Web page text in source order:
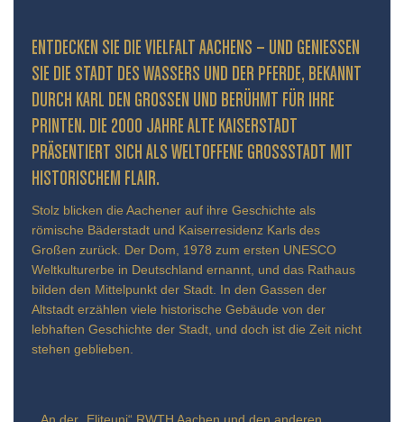
ENTDECKEN SIE DIE VIELFALT AACHENS – UND GENIESSEN S
IE DIE STADT DES WASSERS UND DER PFERDE, BEKANNT D
URCH KARL DEN GROSSEN UND BERÜHMT FÜR IHRE PR
INTEN. DIE 2000 JAHRE ALTE KAISERSTADT PR
ÄSENTIERT SICH ALS WELTOFFENE GROSSSTADT MIT HIS
TORISCHEM FLAIR.
Stolz blicken die Aachener auf ihre Geschichte als
römische Bäderstadt und Kaiserresidenz Karls des
Großen zurück. Der Dom, 1978 zum ersten UNESCO
Weltkulturerbe in Deutschland ernannt, und das Rathaus
bilden den Mittelpunkt der Stadt. In den Gassen der
Altstadt erzählen viele historische Gebäude von der
lebhaften Geschichte der Stadt, und doch ist die Zeit nicht
stehen geblieben.